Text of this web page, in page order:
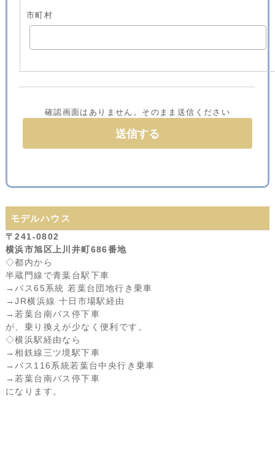
市町村
確認画面はありません。そのまま送信ください
モデルハウス
〒241-0802
横浜市旭区上川井町686番地
◇都内から
半蔵門線で青葉台駅下車
→バス65系統 若葉台団地行き乗車
→JR横浜線 十日市場駅経由
→若葉台南バス停下車
が、乗り換えが少なく便利です。
◇横浜駅経由なら
→相鉄線三ツ境駅下車
→バス116系統若葉台中央行き乗車
→若葉台南バス停下車
になります。